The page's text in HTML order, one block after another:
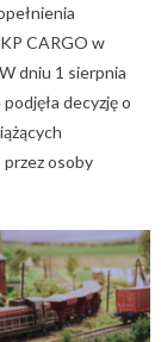
CARGO w
dniu 1 sierpnia
decyzję o
osoby